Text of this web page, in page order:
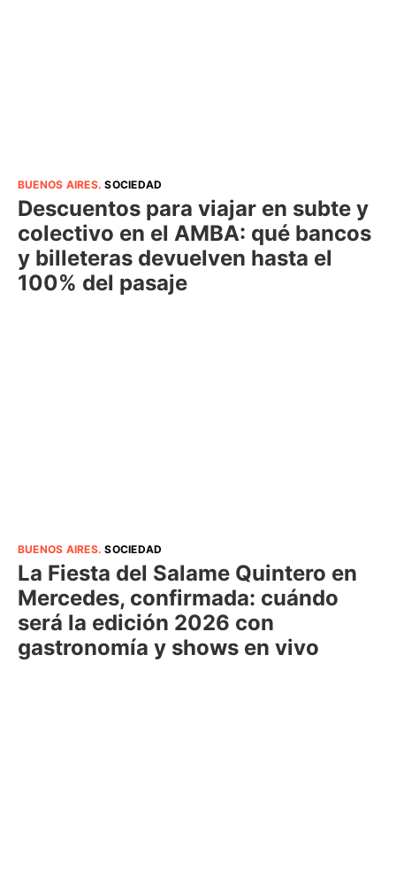
BUENOS AIRES.SOCIEDAD
Descuentos para viajar en subte y
colectivo en el AMBA: qué bancos
y billeteras devuelven hasta el
100% del pasaje
BUENOS AIRES.SOCIEDAD
La Fiesta del Salame Quintero en
Mercedes, confirmada: cuándo
será la edición 2026 con
gastronomía y shows en vivo